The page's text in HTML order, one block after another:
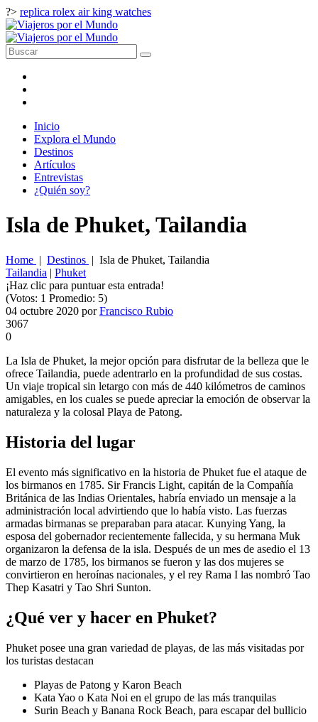
?> replica rolex air king watches
Inicio
Explora el Mundo
Destinos
Artículos
Entrevistas
¿Quién soy?
Isla de Phuket, Tailandia
Home | Destinos | Isla de Phuket, Tailandia
Tailandia | Phuket
¡Haz clic para puntuar esta entrada!
(Votos: 1 Promedio: 5)
04 octubre 2020 porFrancisco Rubio
3067
0
La Isla de Phuket, la mejor opción para disfrutar de la belleza que le
ofrece Tailandia, puede adentrarlo en la profundidad de sus costas.
Un viaje tropical sin letargo con más de 440 kilómetros de caminos
amigables, en los cuales se puede apreciar la emoción de observar la
naturaleza y la colosal Playa de Patong.
Historia del lugar
El evento más significativo en la historia de Phuket fue el ataque de
los birmanos en 1785. Sir Francis Light, capitán de la Compañía
Británica de las Indias Orientales, habría enviado un mensaje a la
administración local advirtiendo que lo había visto. Las fuerzas
armadas birmanas se preparaban para atacar. Kunying Yang, la
esposa del gobernador recientemente fallecida, y su hermana Muk
organizaron la defensa de la isla. Después de un mes de asedio el 13
de marzo de 1785, los birmanos se fueron y las dos mujeres se
convirtieron en heroínas nacionales, y el rey Rama I las nombró Tao
Thep Kasatri y Tao Shri Sunton.
¿Qué ver y hacer en Phuket?
Phuket posee una gran variedad de playas, de las más visitadas por
los turistas destacan
Playas de Patong y Karon Beach
Kata Yao o Kata Noi en el grupo de las más tranquilas
Surin Beach y Banana Rock Beach, para escapar del bullicio